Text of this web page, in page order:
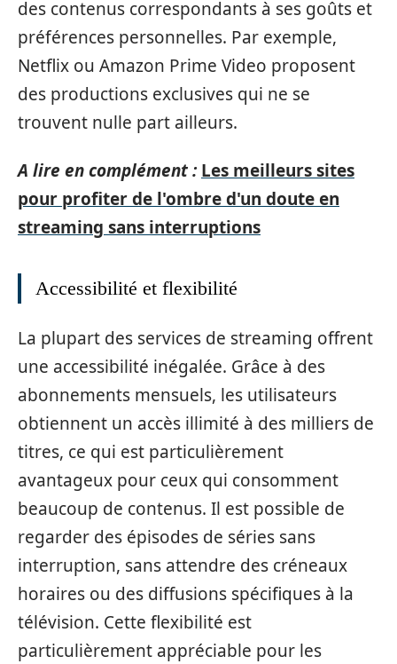
des contenus correspondants à ses goûts et
préférences personnelles. Par exemple,
Netflix ou Amazon Prime Video proposent
des productions exclusives qui ne se
trouvent nulle part ailleurs.
A lire en complément : Les meilleurs sites
pour profiter de l'ombre d'un doute en
streaming sans interruptions
Accessibilité et flexibilité
La plupart des services de streaming offrent
une accessibilité inégalée. Grâce à des
abonnements mensuels, les utilisateurs
obtiennent un accès illimité à des milliers de
titres, ce qui est particulièrement
avantageux pour ceux qui consomment
beaucoup de contenus. Il est possible de
regarder des épisodes de séries sans
interruption, sans attendre des créneaux
horaires ou des diffusions spécifiques à la
télévision. Cette flexibilité est
particulièrement appréciable pour les